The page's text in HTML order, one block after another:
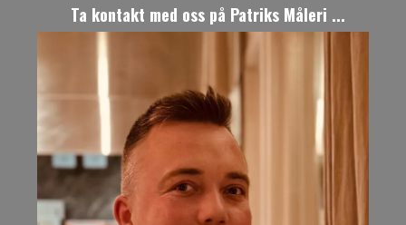
Ta kontakt med oss på Patriks Måleri ...